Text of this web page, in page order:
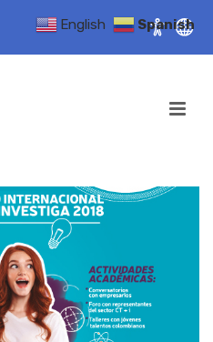
English Spanish